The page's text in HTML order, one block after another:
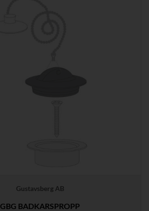
Gustavsberg AB
GBG BADKARSPROPP